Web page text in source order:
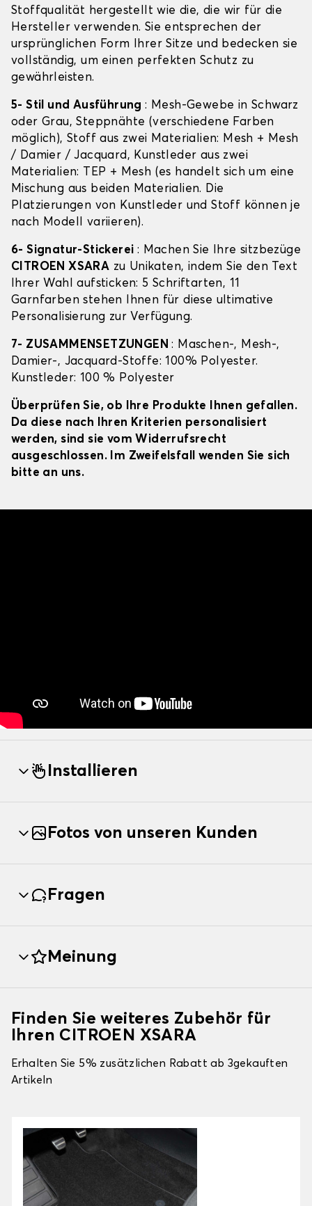
Stoffqualität hergestellt wie die, die wir für die
Hersteller verwenden. Sie entsprechen der
ursprünglichen Form Ihrer Sitze und bedecken sie
vollständig, um einen perfekten Schutz zu
gewährleisten.
5- Stil und Ausführung: Mesh-Gewebe in Schwarz
oder Grau, Steppnähte (verschiedene Farben
möglich), Stoff aus zwei Materialien: Mesh + Mesh
/ Damier / Jacquard, Kunstleder aus zwei
Materialien: TEP + Mesh (es handelt sich um eine
Mischung aus beiden Materialien. Die
Platzierungen von Kunstleder und Stoff können je
nach Modell variieren).
6- Signatur-Stickerei : Machen Sie Ihre sitzbezüge
CITROEN XSARA zu Unikaten, indem Sie den Text
Ihrer Wahl aufsticken: 5 Schriftarten, 11
Garnfarben stehen Ihnen für diese ultimative
Personalisierung zur Verfügung.
7- ZUSAMMENSETZUNGEN: Maschen-, Mesh-,
Damier-, Jacquard-Stoffe: 100% Polyester.
Kunstleder: 100 % Polyester
Überprüfen Sie, ob Ihre Produkte Ihnen gefallen.
Da diese nach Ihren Kriterien personalisiert
werden, sind sie vom Widerrufsrecht
ausgeschlossen. Im Zweifelsfall wenden Sie sich
bitte an uns.
Installieren
Fotos von unseren Kunden
Fragen
Meinung
Finden Sie weiteres Zubehör für
Ihren CITROEN XSARA
Erhalten Sie 5% zusätzlichen Rabatt ab 3gekauften
Artikeln